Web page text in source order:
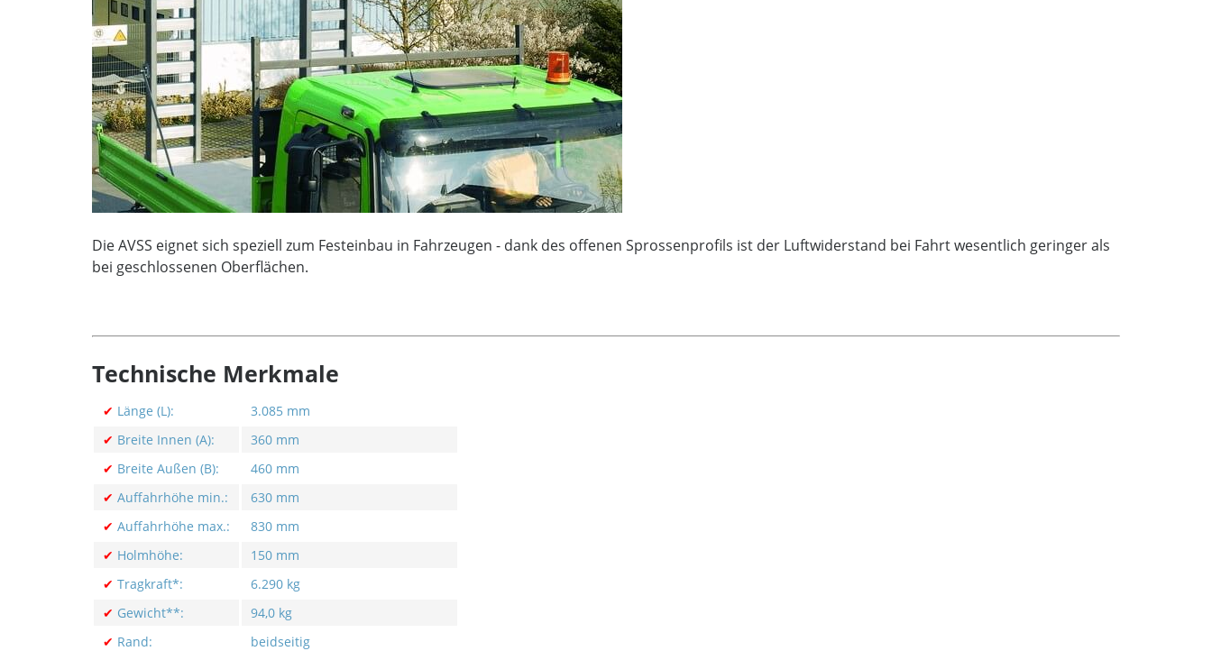
Die AVSS eignet sich speziell zum Festeinbau in Fahrzeugen - dank des offenen Sprossenprofils ist der Luftwiderstand bei Fahrt wesentlich geringer als
bei geschlossenen Oberflächen.
Technische Merkmale
✔ Länge (L):
3.085 mm
✔ Breite Innen (A):
360 mm
✔ Breite Außen (B):
460 mm
✔ Auffahrhöhe min.:
630 mm
✔ Auffahrhöhe max.:
830 mm
✔ Holmhöhe:
150 mm
✔ Tragkraft*:
6.290 kg
✔ Gewicht**:
94,0 kg
✔ Rand:
beidseitig